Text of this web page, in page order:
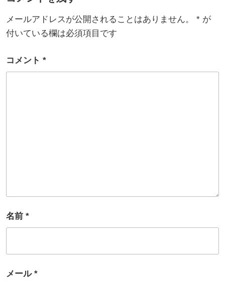
メールアドレスが公開されることはありません。 * が
付いている欄は必須項目です
コメント *
名前 *
メール *